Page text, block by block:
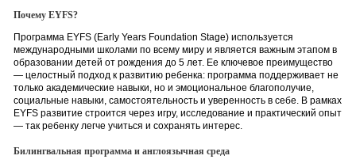
Почему EYFS?
Программа EYFS (Early Years Foundation Stage) используется
международными школами по всему миру и является важным этапом в
образовании детей от рождения до 5 лет. Ее ключевое преимущество
— целостный подход к развитию ребенка: программа поддерживает не
только академические навыки, но и эмоциональное благополучие,
социальные навыки, самостоятельность и уверенность в себе. В рамках
EYFS развитие строится через игру, исследование и практический опыт
— так ребенку легче учиться и сохранять интерес.
Билингвальная программа и англоязычная среда